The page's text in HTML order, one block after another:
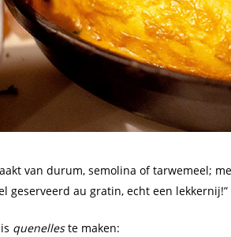
van durum, semolina of tarwemeel;
geserveerd au gratin, echt een lekkernij!”
quenelleste maken: